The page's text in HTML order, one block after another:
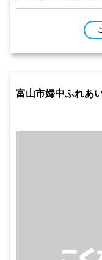
富山市婦中ふれあ